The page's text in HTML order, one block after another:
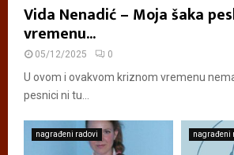
Vida Nenadić – Moja šaka
vremenu...
05/12/2025 0
U ovom i ovakvom kriznom vremenu
pesnici ni tu...
nagrađeni radovi nagrađeni